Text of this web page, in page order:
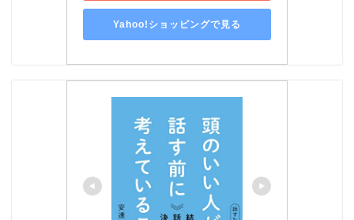
Yahoo!ショッピングで見る